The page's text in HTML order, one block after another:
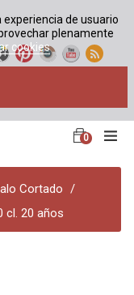
de usuario
plenamente
cookies
0
Cortado
cl. 20 años